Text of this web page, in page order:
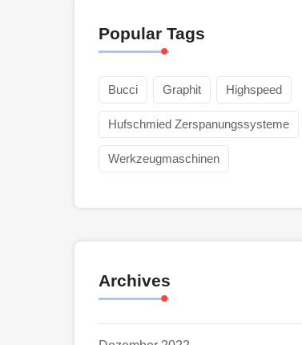
Popular Tags
Bucci Graphit Highspeed
Hufschmied Zerspanungssysteme
Werkzeugmaschinen
Archives